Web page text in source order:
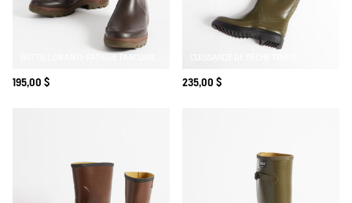
195,00 $ 235,00 $